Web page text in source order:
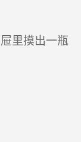
里摸出一瓶